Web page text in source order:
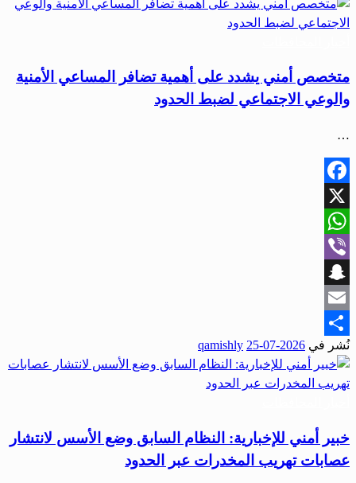
متخصص أمني يشدد على أهمية تضافر المساعي الأمنية
والوعي الاجتماعي لضبط الحدود
…
Facebook
X
WhatsApp
Viber
Snapchat
Email
Share
نُشر في 2026-07-25
qamishly
خبير أمني للإخبارية: النظام السابق وضع الأسس لانتشار
عصابات تهريب المخدرات عبر الحدود